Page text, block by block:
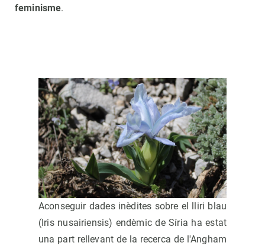
feminisme.
Aconseguir dades inèdites sobre el lliri blau
(Iris nusairiensis) endèmic de Síria ha estat
una part rellevant de la recerca de l'Angham